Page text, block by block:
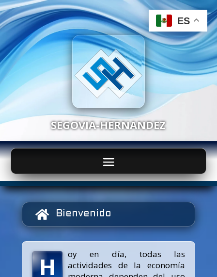
SEGOVIA-HERNANDEZ
 Bienvenido
H
oy en día, todas las
actividades de la economía
ES